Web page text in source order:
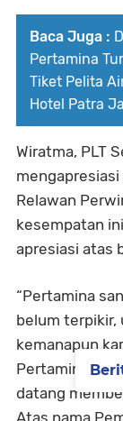
Baca Juga :
Pertamina
Tiket Pelita
Hotel Patra
Wiratma, PLT
Relawan
kesempatan
apresiasi atas
“Pertamina
belum terpikir,
kemanapun
Pertamina
datang
Atas nama